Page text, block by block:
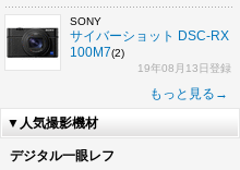
SONY
サイバーショット DSC-RX
100M7(2)
19年08月13日登録
もっと見る→
▼人気撮影機材
デジタル一眼レフ